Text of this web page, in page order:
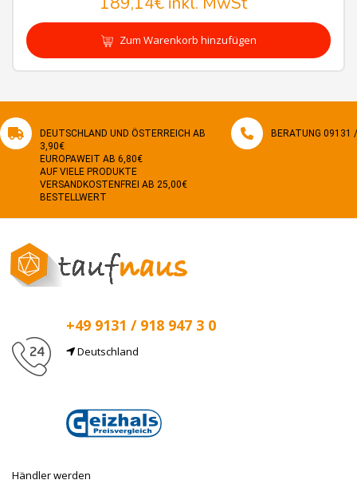
Zum Warenkorb hinzufügen
DEUTSCHLAND UND ÖSTERREICH AB
3,90€
EUROPAWEIT AB 6,80€
AUF VIELE PRODUKTE
VERSANDKOSTENFREI AB 25,00€
BESTELLWERT
BERATUNG 09131
+49 9131 / 918 947 3 0
Deutschland
Händler werden